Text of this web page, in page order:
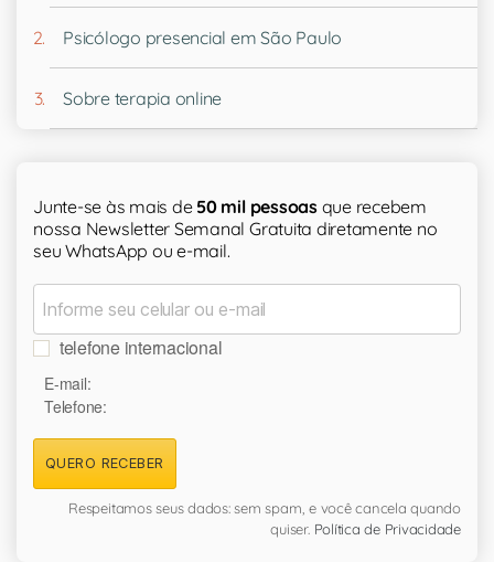
Psicólogo presencial em São Paulo
Sobre terapia online
Junte-se às mais de 50 mil pessoasque recebem
nossa Newsletter Semanal Gratuita diretamente no
seu WhatsApp ou e-mail.
telefone internacional
E-mail:
Telefone:
QUERO RECEBER
Respeitamos seus dados: sem spam, e você cancela quando
quiser. Política de Privacidade